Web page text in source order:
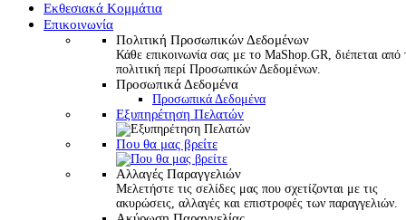
Εκθεσιακά Κομμάτια
Επικοινωνία
Πολιτική Προσωπικών Δεδομένων
Κάθε επικοινωνία σας με το MaShop.GR, διέπεται από
πολιτική περί Προσωπικών Δεδομένων.
Προσωπικά Δεδομένα
Προσωπικά Δεδομένα
Εξυπηρέτηση Πελατών
Που θα μας βρείτε
Αλλαγές Παραγγελιών
Μελετήστε τις σελίδες μας που σχετίζονται με τις
ακυρώσεις, αλλαγές και επιστροφές των παραγγελιών.